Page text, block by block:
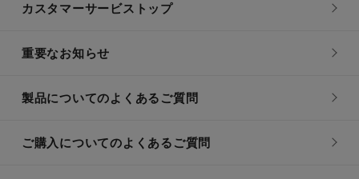
カスタマーサービストップ
重要なお知らせ
製品についてのよくあるご質問
ご購入についてのよくあるご質問